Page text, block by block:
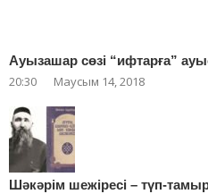
Ауызашар сөзі “ифтарға”
20:30 Маусым 14, 2018
Шәкәрім шежіресі – түп-